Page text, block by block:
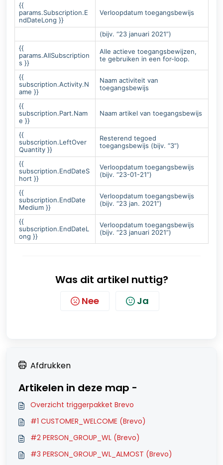
{{
params.Subscription.E
ndDateLong }}
Verloopdatum toegangsbewijs
(bijv. “23 januari 2021”)
{{
params.AllSubscription
s }}
Alle actieve toegangsbewijzen,
te gebruiken in een for-loop.
{{
subscription.Activity.N
ame }}
Naam activiteit van
toegangsbewijs
{{
subscription.Part.Nam
e }}
Naam artikel van toegangsbewijs
{{
subscription.LeftOver
Quantity }}
Resterend tegoed
toegangsbewijs (bijv. “3”)
{{
subscription.EndDateS
hort }}
Verloopdatum toegangsbewijs
(bijv. “23-01-21”)
{{
subscription.EndDate
Medium }}
Verloopdatum toegangsbewijs
(bijv. “23 jan. 2021”)
{{
subscription.EndDateL
ong }}
Verloopdatum toegangsbewijs
(bijv. “23 januari 2021”)
Was dit artikel nuttig?
Nee Ja
Afdrukken
Artikelen in deze map -
Overzicht triggerpakket Brevo
#1 CUSTOMER_WELCOME (Brevo)
#2 PERSON_GROUP_WL (Brevo)
#3 PERSON_GROUP_WL_ALMOST (Brevo)